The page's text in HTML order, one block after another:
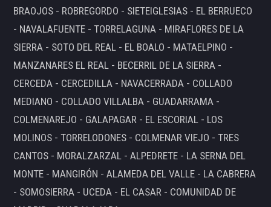
BRAOJOS - ROBREGORDO - SIETEIGLESIAS - EL BERRUECO
- NAVALAFUENTE - TORRELAGUNA - MIRAFLORES DE LA
SIERRA - SOTO DEL REAL - EL BOALO - MATAELPINO -
MANZANARES EL REAL - BECERRIL DE LA SIERRA -
CERCEDA - CERCEDILLA - NAVACERRADA - COLLADO
MEDIANO - COLLADO VILLALBA - GUADARRAMA -
COLMENAREJO - GALAPAGAR - EL ESCORIAL - LOS
MOLINOS - TORRELODONES - COLMENAR VIEJO - TRES
CANTOS - MORALZARZAL - ALPEDRETE - LA SERNA DEL
MONTE - MANGIRÓN - ALAMEDA DEL VALLE - LA CABRERA
- SOMOSIERRA - UCEDA - EL CASAR - COMUNIDAD DE